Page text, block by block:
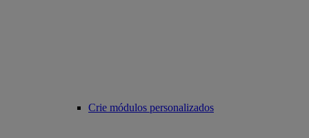
Crie módulos personalizados